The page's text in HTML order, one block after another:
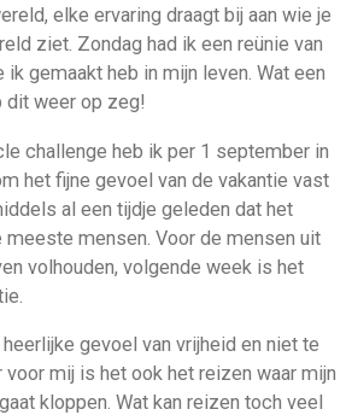
elke ervaring draagt bij aan wie je
ziet. Zondag had ik een reünie van
ik gemaakt heb in mijn leven. Wat een
weer op zeg!
challenge heb ik per 1 september in
het fijne gevoel van de vakantie vast
al een tijdje geleden dat het
meeste mensen. Voor de mensen uit
volhouden, volgende week is het
gevoel van vrijheid en niet te
voor mij is het ook het reizen waar mijn
kloppen. Wat kan reizen toch veel